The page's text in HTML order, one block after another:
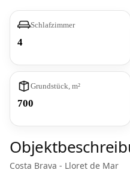
Schlafzimmer
4
Grundstück, m²
700
Costa Brava - Lloret de Mar